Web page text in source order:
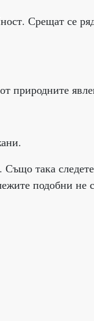
Срещат се
природните
така
подобни не